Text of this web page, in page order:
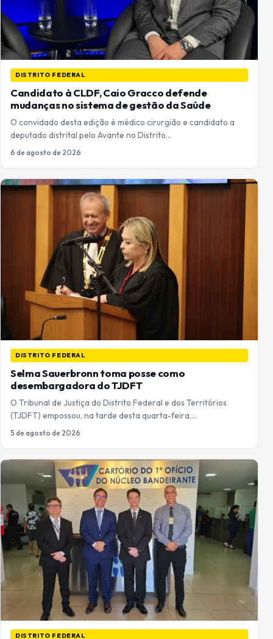
DISTRITO FEDERAL
Candidato à CLDF, Caio Gracco defende
mudanças no sistema de gestão da Saúde
O convidado desta edição é médico cirurgião e candidato a
deputado distrital pelo Avante no Distrito…
6 de agosto de 2026
DISTRITO FEDERAL
Selma Sauerbronn toma posse como
desembargadora do TJDFT
O Tribunal de Justiça do Distrito Federal e dos Territórios
(TJDFT) empossou, na tarde desta quarta-feira,…
5 de agosto de 2026
DISTRITO FEDERAL